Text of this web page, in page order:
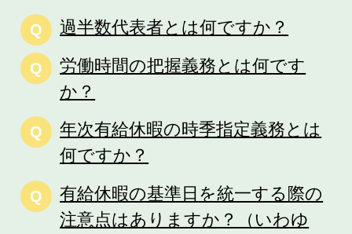
Q 過半数代表者とは何ですか？
Q
労働時間の把握義務とは何です
か？
Q
年次有給休暇の時季指定義務とは
何ですか？
Q
有給休暇の基準日を統一する際の
注意点はありますか？（いわゆ